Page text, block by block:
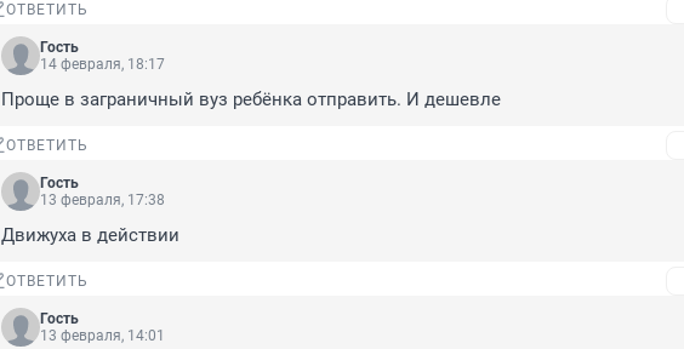
ОТВЕТИТЬ
Гость
14 февраля, 18:17
Проще в заграничный вуз ребёнка отправить. И дешевле
ОТВЕТИТЬ
Гость
13 февраля, 17:38
Движуха в действии
ОТВЕТИТЬ
Гость
13 февраля, 14:01